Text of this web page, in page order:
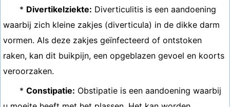
* Divertikelziekte: Diverticulitis is een aandoening
waarbij zich kleine zakjes (diverticula) in de dikke darm
vormen. Als deze zakjes geïnfecteerd of ontstoken
raken, kan dit buikpijn, een opgeblazen gevoel en koorts
veroorzaken.
* Constipatie: Obstipatie is een aandoening waarbij